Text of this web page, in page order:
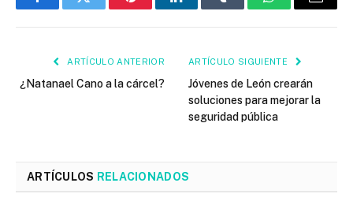
FacebookTwitter PinterestLinkedInTumblr WhatsAppEmail
ARTÍCULO ANTERIOR
¿Natanael Cano a la cárcel?
ARTÍCULO SIGUIENTE
Jóvenes de León crearán
soluciones para mejorar la
seguridad pública
ARTÍCULOS RELACIONADOS